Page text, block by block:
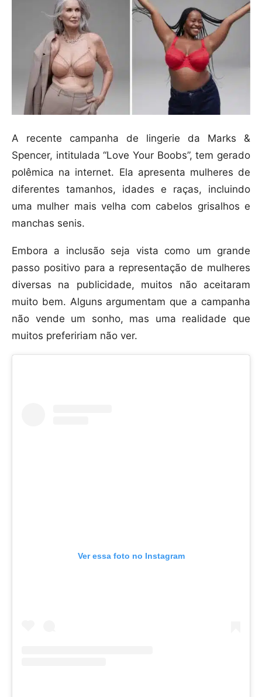
A recente campanha de lingerie da Marks &
Spencer, intitulada “Love Your Boobs”, tem gerado
polêmica na internet. Ela apresenta mulheres de
diferentes tamanhos, idades e raças, incluindo
uma mulher mais velha com cabelos grisalhos e
manchas senis.
Embora a inclusão seja vista como um grande
passo positivo para a representação de mulheres
diversas na publicidade, muitos não aceitaram
muito bem. Alguns argumentam que a campanha
não vende um sonho, mas uma realidade que
muitos prefeririam não ver.
Ver essa foto no Instagram